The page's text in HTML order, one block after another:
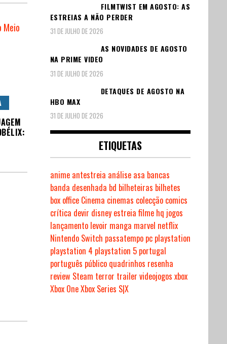
FILMTWIST EM AGOSTO: AS
ESTREIAS A NÃO PERDER
31 DE JULHO DE 2026
AS NOVIDADES DE AGOSTO
NA PRIME VIDEO
31 DE JULHO DE 2026
DETAQUES DE AGOSTO NA
HBO MAX
31 DE JULHO DE 2026
ETIQUETAS
anime antestreia análise asa bancas
banda desenhada bd bilheteiras bilhetes
box office Cinema cinemas colecção comics
crítica devir disney estreiafilme hq jogos
lançamento levoir manga marvel netflix
Nintendo Switch passatempo pc playstation
playstation 4 playstation 5 portugal
português público quadrinhos resenha
review Steam terror trailer videojogos xbox
Xbox OneXbox Series S|X